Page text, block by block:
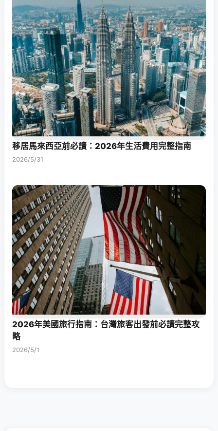
移居馬來西亞前必讀：2026年生活費用完整指南
2026/5/31
2026年美國旅行指南：台灣旅客出發前必讀完整攻
略
2026/5/1